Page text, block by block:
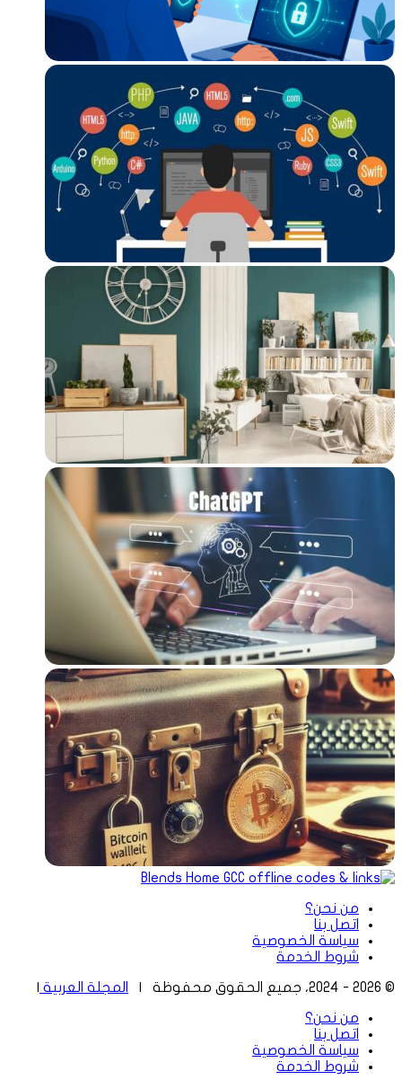
من نحن؟
اتصل بنا
سياسة الخصوصية
شروط الخدمة
© 2026 - 2024، جميع الحقوق محفوظة | المجلة العربية
من نحن؟
اتصل بنا
سياسة الخصوصية
شروط الخدمة